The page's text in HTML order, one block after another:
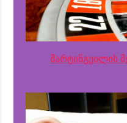
მარტინგეილის